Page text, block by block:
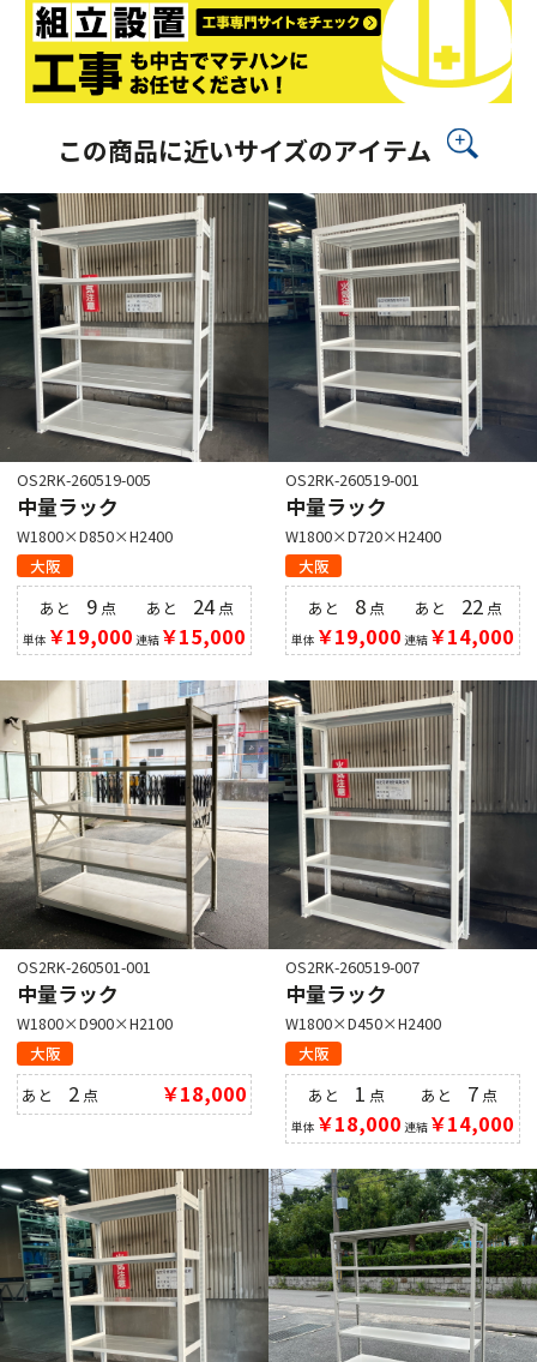
この商品に近いサイズのアイテム
OS2RK-260519-005
中量ラック
W1800×D850×H2400
大阪
あと 9 点
単体 ￥19,000
あと 24点
連結￥15,000
OS2RK-260519-001
中量ラック
W1800×D720×H2400
大阪
あと 8 点
単体 ￥19,000
あと 22 点
連結￥14,000
OS2RK-260501-001
中量ラック
W1800×D900×H2100
大阪
あと 2 点 ￥18,000
OS2RK-260519-007
中量ラック
W1800×D450×H2400
大阪
あと 1 点
単体 ￥18,000
あと 7点
連結￥14,000